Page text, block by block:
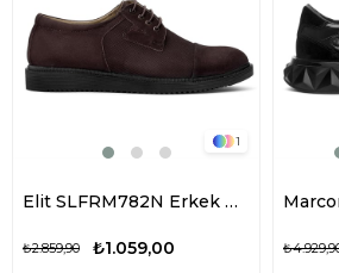
1
Elit SLFRM782N Erkek Hakiki Deri Casual Ayakkabı Kahverengi
₺1.059,00
₺2.859,90